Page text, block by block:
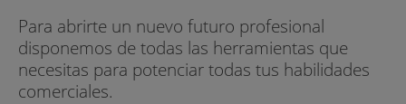
Para abrirte un nuevo futuro profesional
disponemos de todas las herramientas que
necesitas para potenciar todas tus habilidades
comerciales.